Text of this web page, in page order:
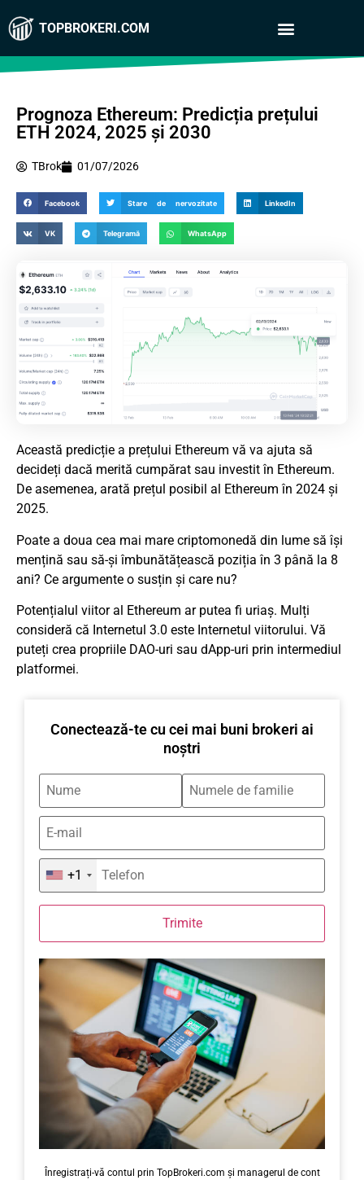
TOPBROKERI.COM
Prognoza Ethereum: Predicția prețului
ETH 2024, 2025 și 2030
TBrok 01/07/2026
Facebook Stare de nervozitate LinkedIn
VK Telegramă WhatsApp
Această predicție a prețului Ethereum vă va ajuta să
decideți dacă merită cumpărat sau investit în Ethereum.
De asemenea, arată prețul posibil al Ethereum în 2024 și
2025.
Poate a doua cea mai mare criptomonedă din lume să își
mențină sau să-și îmbunătățească poziția în 3 până la 8
ani? Ce argumente o susțin și care nu?
Potențialul viitor al Ethereum ar putea fi uriaș. Mulți
consideră că Internetul 3.0 este Internetul viitorului. Vă
puteți crea propriile DAO-uri sau dApp-uri prin intermediul
platformei.
Conectează-te cu cei mai buni brokeri ai
noștri
+1
Trimite
Înregistrați-vă contul prin TopBrokeri.com și managerul de cont